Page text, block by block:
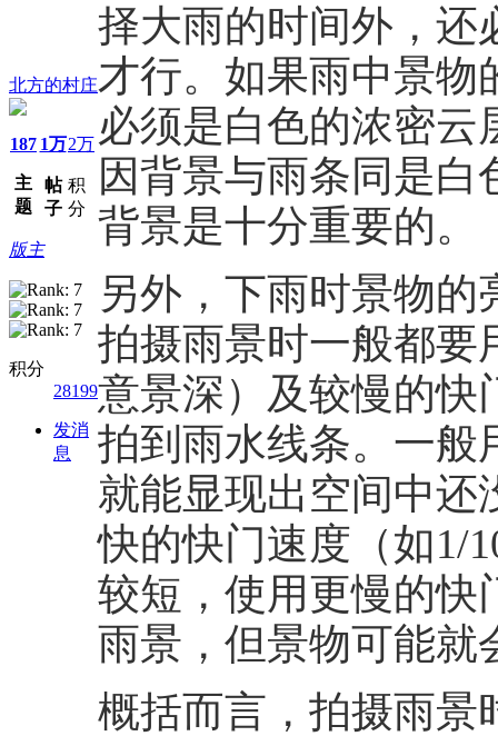
北方的村庄
187
主
题
1万
帖
子
2万
积
分
版主
积分
28199
发消
息
择大雨的时间外，还
才行。如果雨中景物
必须是白色的浓密云
因背景与雨条同是
背景是十分重要的。
另外，下雨时景物
拍摄雨景时一般都要
意景深）及较慢的快
拍到雨水线条。一般
就能显现出空间中还
快的快门速度（如1/
较短，使用更慢的快
雨景，但景物可能就
概括而言，拍摄雨景